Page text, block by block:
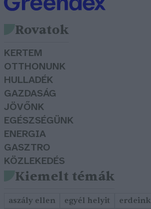
Rovatok
KERTEM
OTTHONUNK
HULLADÉK
GAZDASÁG
JÖVŐNK
EGÉSZSÉGÜNK
ENERGIA
GASZTRO
KÖZLEKEDÉS
Kiemelt témák
aszály ellen egyél helyit erdeink